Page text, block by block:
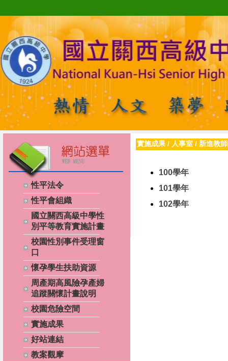
性平法令
性平會組織
國立關西高級中學性
別平等教育實施計畫
校園性別事件受理窗
口
懷孕學生扶助資源
周產期高風險孕產婦
追蹤關懷計畫說明
校園危險空間
實施成果
好站連結
教案觀摩
實施成果 / 人事室 / 新進教
100學年
101學年
102學年